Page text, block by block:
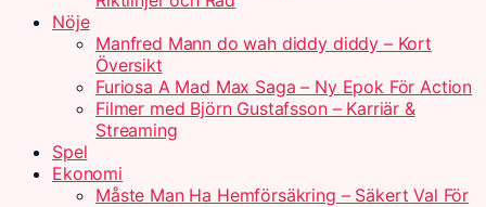
Nöje
Manfred Mann do wah diddy diddy – Kort
Översikt
Furiosa A Mad Max Saga – Ny Epok För Action
Filmer med Björn Gustafsson – Karriär &
Streaming
Spel
Ekonomi
Måste Man Ha Hemförsäkring – Säkert Val För